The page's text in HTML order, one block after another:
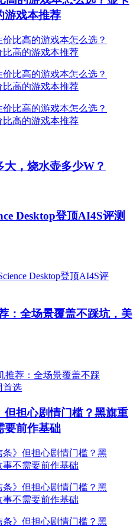
游戏本推荐
，烧水壶多少W？
Desktop登顶AI4S评测
：全场景覆盖不踩坑，美
但担心剧情门槛？黑旗重
要前作基础